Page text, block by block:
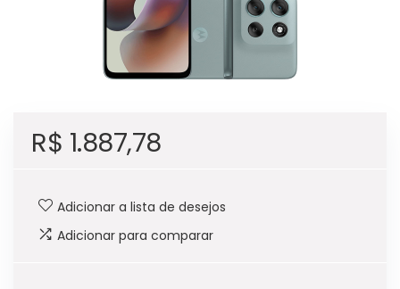
R$ 1.887,78
Adicionar a lista de desejos
Adicionar para comparar